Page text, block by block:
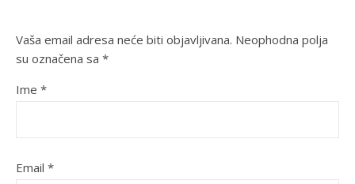
Vaša email adresa neće biti objavljivana. Neophodna polja
su označena sa *
Ime *
Email *